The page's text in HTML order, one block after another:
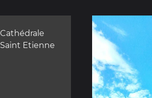
Cathédrale
Saint Etienne